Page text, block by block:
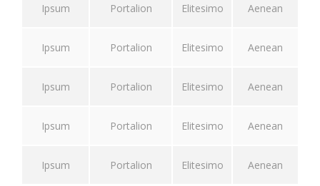
Ipsum Portalion Elitesimo Aenean
Ipsum Portalion Elitesimo Aenean
Ipsum Portalion Elitesimo Aenean
Ipsum Portalion Elitesimo Aenean
Ipsum Portalion Elitesimo Aenean